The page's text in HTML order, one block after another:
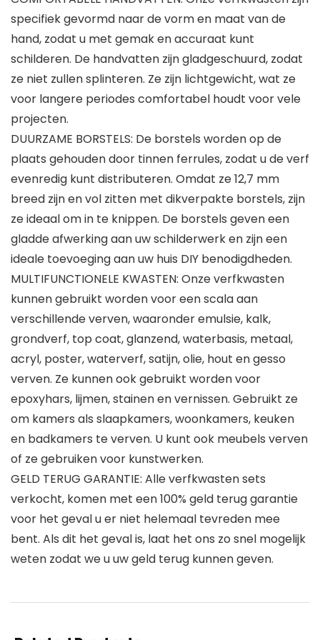
specifiek gevormd naar de vorm en maat van de
hand, zodat u met gemak en accuraat kunt
schilderen. De handvatten zijn gladgeschuurd, zodat
ze niet zullen splinteren. Ze zijn lichtgewicht, wat ze
voor langere periodes comfortabel houdt voor vele
projecten.
DUURZAME BORSTELS: De borstels worden op de
plaats gehouden door tinnen ferrules, zodat u de verf
evenredig kunt distributeren. Omdat ze 12,7 mm
breed zijn en vol zitten met dikverpakte borstels, zijn
ze ideaal om in te knippen. De borstels geven een
gladde afwerking aan uw schilderwerk en zijn een
ideale toevoeging aan uw huis DIY benodigdheden.
MULTIFUNCTIONELE KWASTEN: Onze verfkwasten
kunnen gebruikt worden voor een scala aan
verschillende verven, waaronder emulsie, kalk,
grondverf, top coat, glanzend, waterbasis, metaal,
acryl, poster, waterverf, satijn, olie, hout en gesso
verven. Ze kunnen ook gebruikt worden voor
epoxyhars, lijmen, stainen en vernissen. Gebruikt ze
om kamers als slaapkamers, woonkamers, keuken
en badkamers te verven. U kunt ook meubels verven
of ze gebruiken voor kunstwerken.
GELD TERUG GARANTIE: Alle verfkwasten sets
verkocht, komen met een 100% geld terug garantie
voor het geval u er niet helemaal tevreden mee
bent. Als dit het geval is, laat het ons zo snel mogelijk
weten zodat we u uw geld terug kunnen geven.